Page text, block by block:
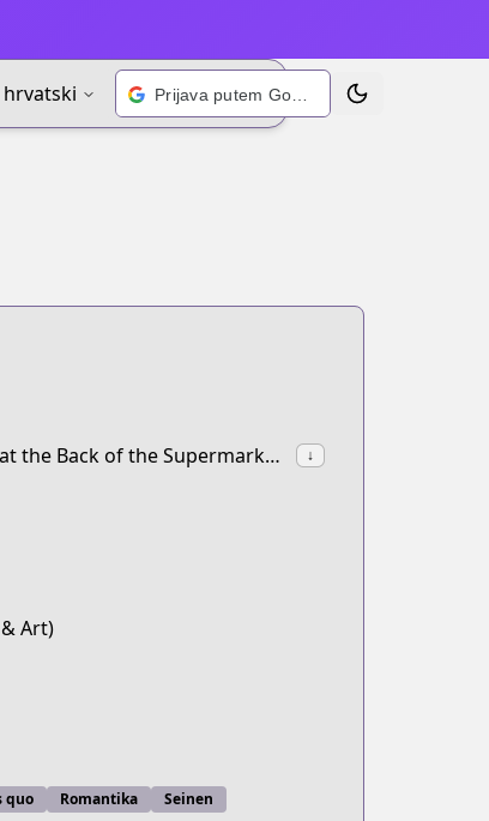
hrvatski Prebaci temu
synonyms:Super no Ura de Yani Suu Hanashi,A Story About Smoking at the Back of the Supermarket,YaniSuu ↓
Art)
quo Romantika Seinen